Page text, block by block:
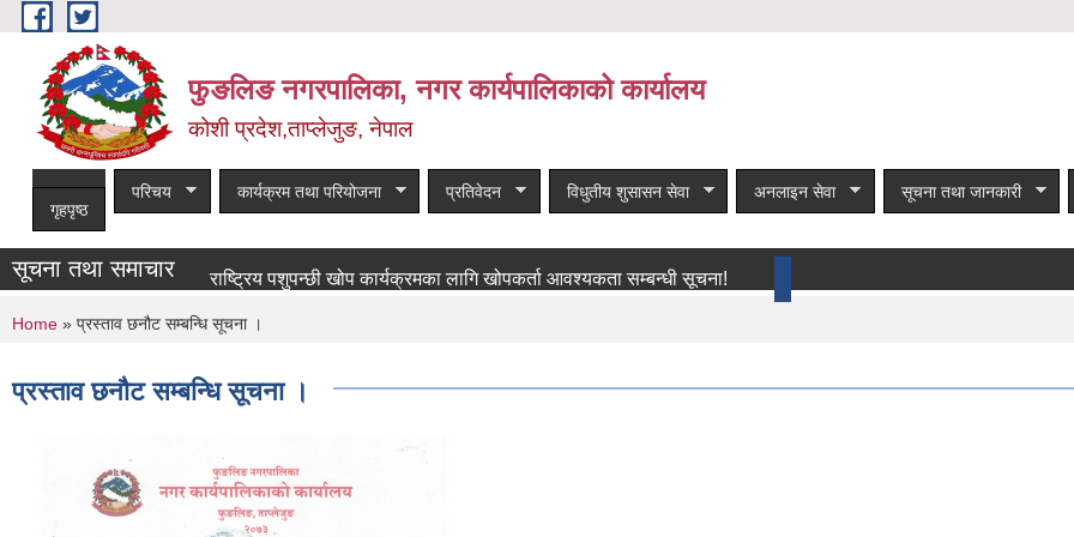
Skip to main content
फुङलिङ नगरपालिका, नगर कार्यपालिकाको कार्यालय
कोशी प्रदेश,ताप्लेजुङ, नेपाल
गृहपृष्ठ
परिचय कार्यक्रम तथा परियोजना प्रतिवेदन विधुतीय शुसासन सेवा अनलाइन सेवा सूचना तथा जानकारी
सूचना तथा समाचारराष्ट्रिय पशुपन्छी खोप कार्यक्रमका लागि खोपकर्ता आवश्यकता सम्बन्धी सूचना!
You are here
Home » प्रस्ताव छनौट सम्बन्धि सूचना ।
प्रस्ताव छनौट सम्बन्धि सूचना ।